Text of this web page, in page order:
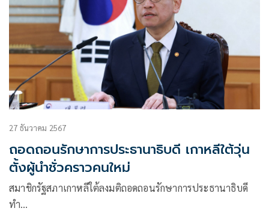
27 ธันวาคม 2567
ถอดถอนรักษาการประธานาธิบดี เกาหลีใต้วุ่น
ตั้งผู้นำชั่วคราวคนใหม่
สมาชิกรัฐสภาเกาหลีใต้ลงมติถอดถอนรักษาการประธานาธิบดี
ทำ…